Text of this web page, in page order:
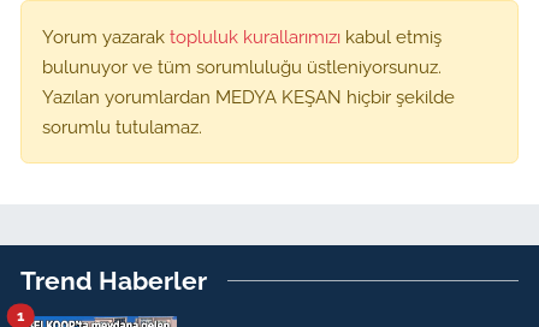
Yorum yazarak topluluk kurallarımızı kabul etmiş
bulunuyor ve tüm sorumluluğu üstleniyorsunuz.
Yazılan yorumlardan MEDYA KEŞAN hiçbir şekilde
sorumlu tutulamaz.
Trend Haberler
1